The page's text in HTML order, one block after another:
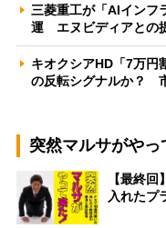
三菱重工が「AIインフ
運 エヌビディアとの
キオクシアHD「7万円
の反転シグナルか？
突然マルサがやっ
【最終
入れたプ